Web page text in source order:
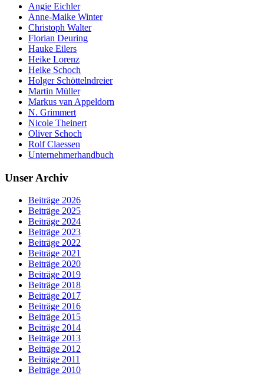
Angie Eichler
Anne-Maike Winter
Christoph Walter
Florian Deuring
Hauke Eilers
Heike Lorenz
Heike Schoch
Holger Schöttelndreier
Martin Müller
Markus van Appeldorn
N. Grimmert
Nicole Theinert
Oliver Schoch
Rolf Claessen
Unternehmerhandbuch
Unser Archiv
Beiträge 2026
Beiträge 2025
Beiträge 2024
Beiträge 2023
Beiträge 2022
Beiträge 2021
Beiträge 2020
Beiträge 2019
Beiträge 2018
Beiträge 2017
Beiträge 2016
Beiträge 2015
Beiträge 2014
Beiträge 2013
Beiträge 2012
Beiträge 2011
Beiträge 2010